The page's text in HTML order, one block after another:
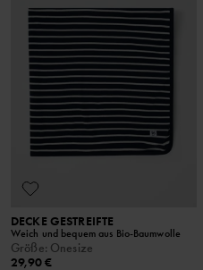
DECKE GESTREIFTE
Weich und bequem aus Bio-Baumwolle
Größe: Onesize
29,90 €